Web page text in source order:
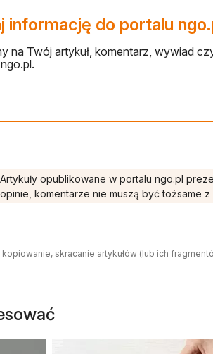
informację do portalu
na Twój artykuł, komentarz, wywiad
Artykuły opublikowane w portalu ngo.pl
opinie, komentarze nie muszą być tożsame
kopiowanie, skracanie artykułów (lub ich